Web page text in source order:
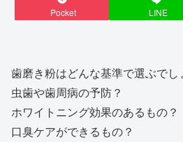
Pocket LINE
歯磨き粉はどんな基準で選ぶでし
虫歯や歯周病の予防？
ホワイトニング効果のあるもの？
口臭ケアができるもの？